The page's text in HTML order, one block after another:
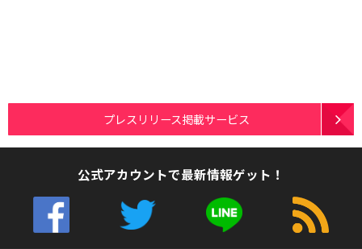
プレスリリース掲載サービス
公式アカウントで最新情報ゲット！